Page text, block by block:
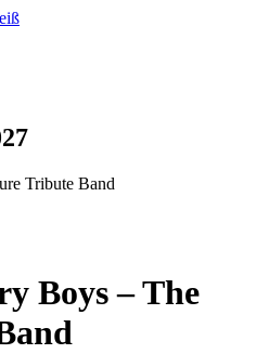
Tribute Band
Boys – The